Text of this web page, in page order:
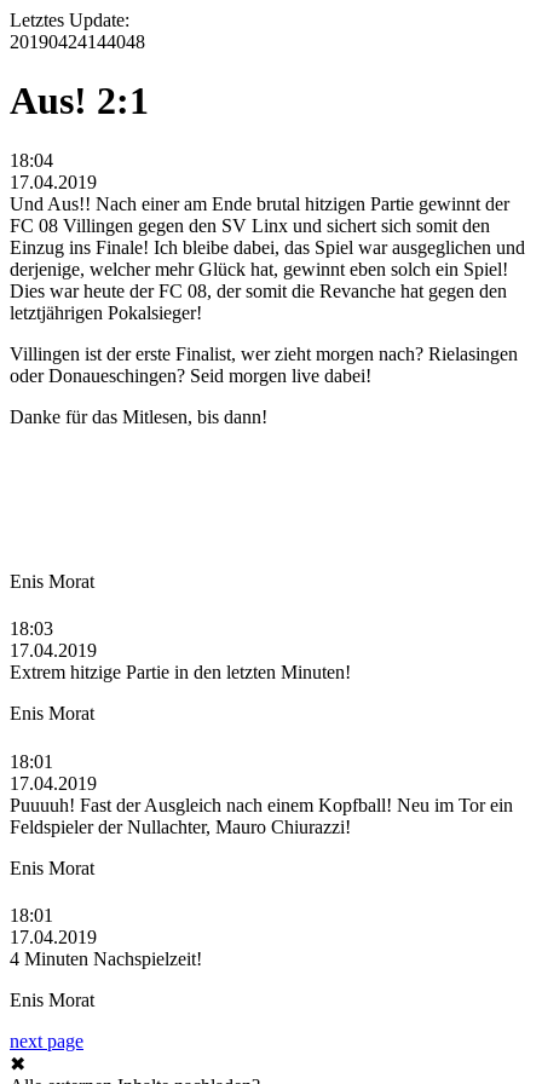
Letztes Update:
20190424144048
Aus! 2:1
18:04
17.04.2019
Und Aus!! Nach einer am Ende brutal hitzigen Partie gewinnt der
FC 08 Villingen gegen den SV Linx und sichert sich somit den
Einzug ins Finale! Ich bleibe dabei, das Spiel war ausgeglichen und
derjenige, welcher mehr Glück hat, gewinnt eben solch ein Spiel!
Dies war heute der FC 08, der somit die Revanche hat gegen den
letztjährigen Pokalsieger!
Villingen ist der erste Finalist, wer zieht morgen nach? Rielasingen
oder Donaueschingen? Seid morgen live dabei!
Danke für das Mitlesen, bis dann!
Enis Morat
18:03
17.04.2019
Extrem hitzige Partie in den letzten Minuten!
Enis Morat
18:01
17.04.2019
Puuuuh! Fast der Ausgleich nach einem Kopfball! Neu im Tor ein
Feldspieler der Nullachter, Mauro Chiurazzi!
Enis Morat
18:01
17.04.2019
4 Minuten Nachspielzeit!
Enis Morat
next page
✖